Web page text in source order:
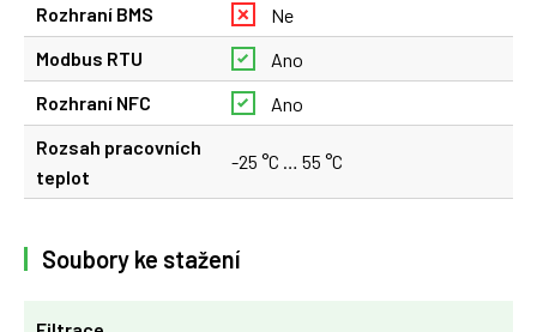
Rozhraní BMS
Ne
Modbus RTU
Ano
Rozhraní NFC
Ano
Rozsah pracovních
teplot
-25 °C … 55 °C
Soubory ke stažení